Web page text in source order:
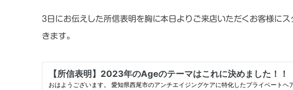
3日にお伝えした所信表明を胸に本日よりご来店いただくお客様に
きます。